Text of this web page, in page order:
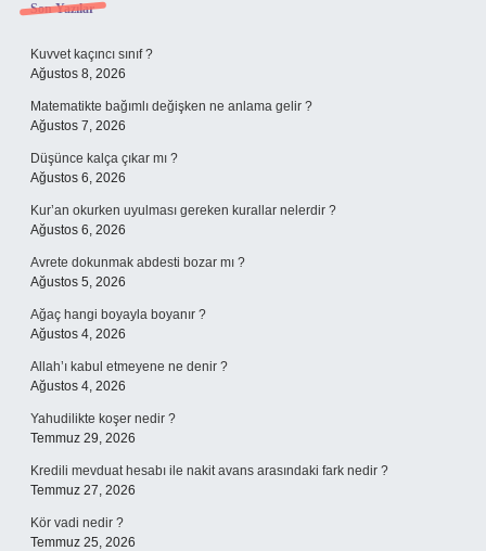
Sidebar
Son Yazılar
Kuvvet kaçıncı sınıf ?
Ağustos 8, 2026
Matematikte bağımlı değişken ne anlama gelir ?
Ağustos 7, 2026
Düşünce kalça çıkar mı ?
Ağustos 6, 2026
Kur’an okurken uyulması gereken kurallar nelerdir ?
Ağustos 6, 2026
Avrete dokunmak abdesti bozar mı ?
Ağustos 5, 2026
Ağaç hangi boyayla boyanır ?
Ağustos 4, 2026
Allah’ı kabul etmeyene ne denir ?
Ağustos 4, 2026
Yahudilikte koşer nedir ?
Temmuz 29, 2026
Kredili mevduat hesabı ile nakit avans arasındaki fark nedir ?
Temmuz 27, 2026
Kör vadi nedir ?
Temmuz 25, 2026